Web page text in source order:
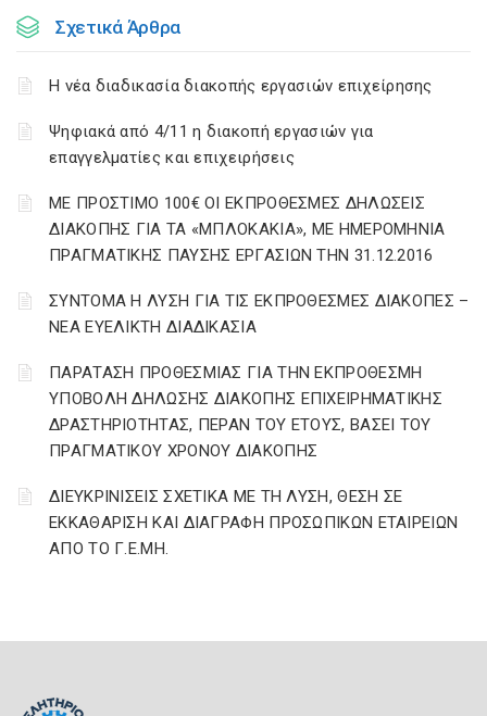
Σχετικά Άρθρα
Η νέα διαδικασία διακοπής εργασιών επιχείρησης
Ψηφιακά από 4/11 η διακοπή εργασιών για
επαγγελματίες και επιχειρήσεις
ΜΕ ΠΡΟΣΤΙΜΟ 100€ ΟΙ ΕΚΠΡΟΘΕΣΜΕΣ ΔΗΛΩΣΕΙΣ
ΔΙΑΚΟΠΗΣ ΓΙΑ ΤΑ «ΜΠΛΟΚΑΚΙΑ», ΜΕ ΗΜΕΡΟΜΗΝΙΑ
ΠΡΑΓΜΑΤΙΚΗΣ ΠΑΥΣΗΣ ΕΡΓΑΣΙΩΝ ΤΗΝ 31.12.2016
ΣΥΝΤΟΜΑ Η ΛΥΣΗ ΓΙΑ ΤΙΣ ΕΚΠΡΟΘΕΣΜΕΣ ΔΙΑΚΟΠΕΣ –
ΝΕΑ ΕΥΕΛΙΚΤΗ ΔΙΑΔΙΚΑΣΙΑ
ΠΑΡΑΤΑΣΗ ΠΡΟΘΕΣΜΙΑΣ ΓΙΑ ΤΗΝ ΕΚΠΡΟΘΕΣΜΗ
ΥΠΟΒΟΛΗ ΔΗΛΩΣΗΣ ΔΙΑΚΟΠΗΣ ΕΠΙΧΕΙΡΗΜΑΤΙΚΗΣ
ΔΡΑΣΤΗΡΙΟΤΗΤΑΣ, ΠΕΡΑΝ ΤΟΥ ΕΤΟΥΣ, ΒΑΣΕΙ ΤΟΥ
ΠΡΑΓΜΑΤΙΚΟΥ ΧΡΟΝΟΥ ΔΙΑΚΟΠΗΣ
ΔΙΕΥΚΡΙΝΙΣΕΙΣ ΣΧΕΤΙΚΑ ΜΕ ΤΗ ΛΥΣΗ, ΘΕΣΗ ΣΕ
ΕΚΚΑΘΑΡΙΣΗ ΚΑΙ ΔΙΑΓΡΑΦΗ ΠΡΟΣΩΠΙΚΩΝ ΕΤΑΙΡΕΙΩΝ
ΑΠΟ ΤΟ Γ.Ε.ΜΗ.